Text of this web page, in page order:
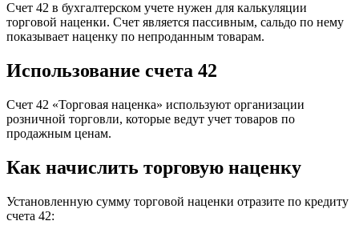
Счет 42 в бухгалтерском учете нужен для калькуляции
торговой наценки. Счет является пассивным, сальдо по нему
показывает наценку по непроданным товарам.
Использование счета 42
Счет 42 «Торговая наценка» используют организации
розничной торговли, которые ведут учет товаров по
продажным ценам.
Как начислить торговую наценку
Установленную сумму торговой наценки отразите по кредиту
счета 42: